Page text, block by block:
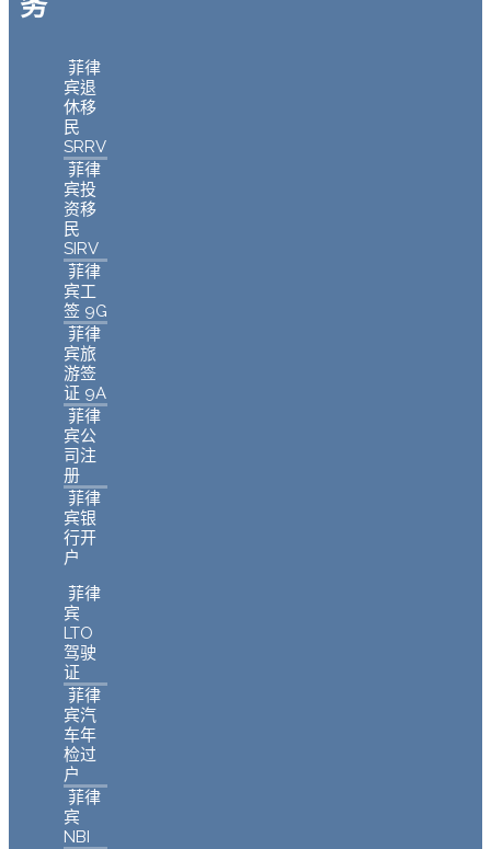
菲律
宾退
休移
民
SRRV
菲律
宾投
资移
民
SIRV
菲律
宾工
签 9G
菲律
宾旅
游签
证 9A
菲律
宾公
司注
册
菲律
宾银
行开
户
菲律
宾
LTO
驾驶
证
菲律
宾汽
车年
检过
户
菲律
宾
NBI